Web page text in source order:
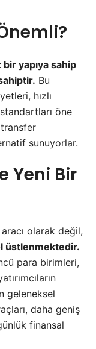
yapıya sahip
Bu
hızlı
öne
transfer
sunuyorlar.
Yeni Bir
olarak değil,
üstlenmektedir.
para birimleri,
geleneksel
, daha geniş
finansal